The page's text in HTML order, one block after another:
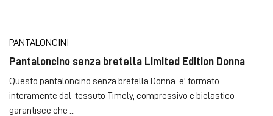
PANTALONCINI
Pantaloncino senza bretella Limited Edition Donna
Questo pantaloncino senza bretella Donna e' formato
interamente dal tessuto Timely, compressivo e bielastico
garantisce che ...